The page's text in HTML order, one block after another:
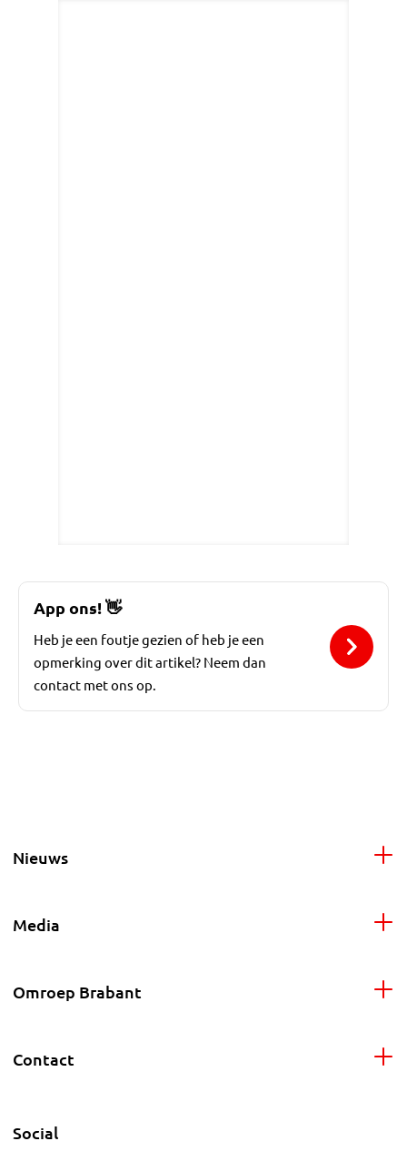
App ons!👋
Heb je een foutje gezien of heb je een
opmerking over dit artikel? Neem dan
contact met ons op.
Nieuws
Media
Omroep Brabant
Contact
Social